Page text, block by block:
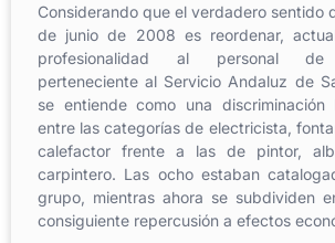
Considerando que el verdadero sentido
de junio de 2008 es reordenar,
profesionalidad al personal de
perteneciente al Servicio Andaluz de
se entiende como una discriminación
entre las categorías de electricista,
calefactor frente a las de pintor,
carpintero. Las ocho estaban
grupo, mientras ahora se subdividen
consiguiente repercusión a efectos